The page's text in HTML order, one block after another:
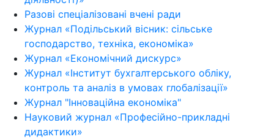
Разові спеціалізовані вчені ради
Журнал «Подільський вісник: сільське
господарство, техніка, економіка»
Журнал «Економічний дискурс»
Журнал «Інститут бухгалтерського обліку,
контроль та аналіз в умовах глобалізації»
Журнал "Інноваційна економіка"
Науковий журнал «Професійно-прикладні
дидактики»